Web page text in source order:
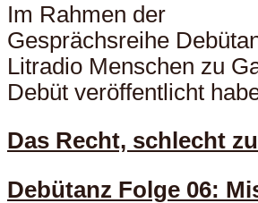
Im Rahmen der
Gesprächsreihe
Litradio Menschen zu
Debüt veröffentlicht
Das Recht, schlecht
Debütanz Folge 06: